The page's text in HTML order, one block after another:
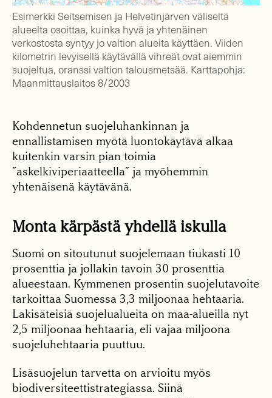
Esimerkki Seitsemisen ja Helvetinjärven väliseltä
alueelta osoittaa, kuinka hyvä ja yhtenäinen
verkostosta syntyy jo valtion alueita käyttäen. Viiden
kilometrin levyisellä käytävällä vihreät ovat aiemmin
suojeltua, oranssi valtion talousmetsää. Karttapohja:
Maanmittauslaitos 8/2003
Kohdennetun suojeluhankinnan ja
ennallistamisen myötä luontokäytävä alkaa
kuitenkin varsin pian toimia
”askelkiviperiaatteella” ja myöhemmin
yhtenäisenä käytävänä.
Monta kärpästä yhdellä iskulla
Suomi on sitoutunut suojelemaan tiukasti 10
prosenttia ja jollakin tavoin 30 prosenttia
alueestaan. Kymmenen prosentin suojelutavoite
tarkoittaa Suomessa 3,3 miljoonaa hehtaaria.
Lakisäteisiä suojelualueita on maa-alueilla nyt
2,5 miljoonaa hehtaaria, eli vajaa miljoona
suojeluhehtaaria puuttuu.
Lisäsuojelun tarvetta on arvioitu myös
biodiversiteettistrategiassa. Siinä